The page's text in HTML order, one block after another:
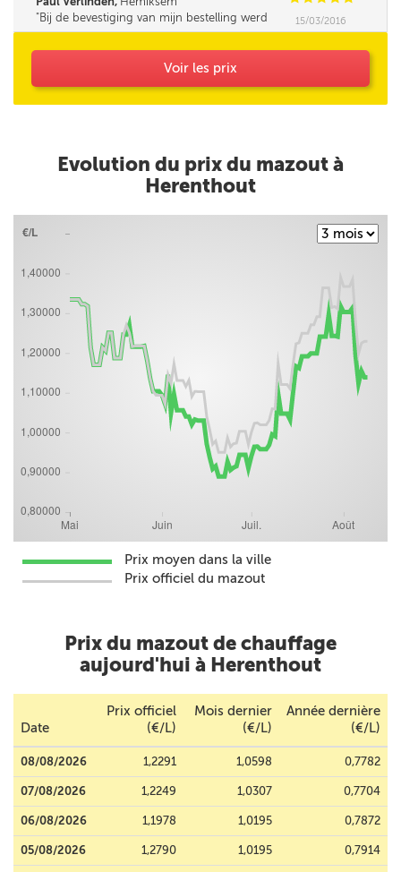
Bij de bevestiging van mijn bestelling werd
mijn opmerking (Korting HNN personeel) niet
15/03/2016
Voir les prix
Evolution du prix du mazout à
Herenthout
Prix moyen dans la ville
Prix officiel du mazout
Prix du mazout de chauffage
aujourd'hui à Herenthout
Date
Prix officiel
(€/L)
Mois dernier
(€/L)
Année dernière
(€/L)
08/08/2026 1,2291 1,0598 0,7782
07/08/2026 1,2249 1,0307 0,7704
06/08/2026 1,1978 1,0195 0,7872
05/08/2026 1,2790 1,0195 0,7914